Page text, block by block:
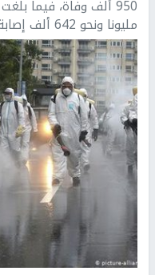
مليونا ونحو 642 ألف إصابة، تعافى منهم 109 ...